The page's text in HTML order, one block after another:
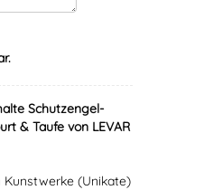
Schutzengel-
& Taufe von LEVAR
(Unikate)